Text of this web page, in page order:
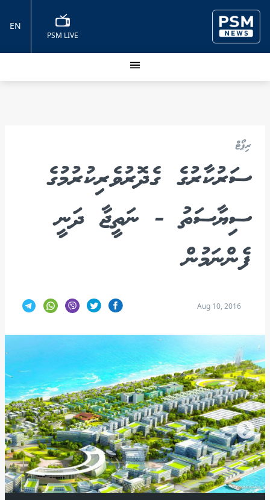
PSM LIVE
EN
ރިޕޯޓް
ސަރުކާރުގެ ގެދޮރުވެރިކުރުމުގެ
ސިޔާސަތު - ނަތީޖާ ދަނީ
ފެންނަމުން
Aug 10, 2016